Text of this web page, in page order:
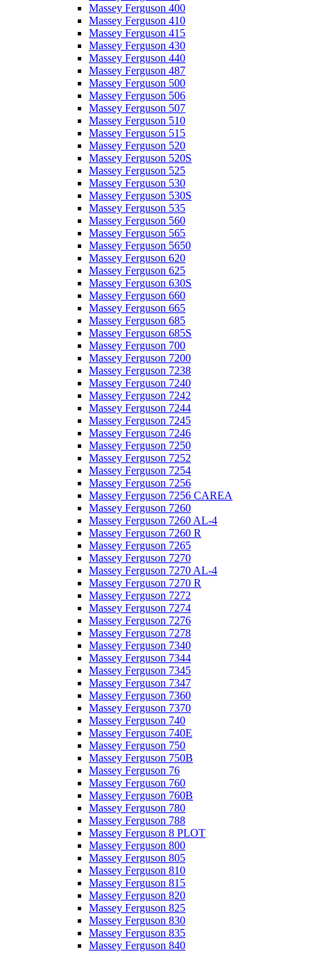
Massey Ferguson 400
Massey Ferguson 410
Massey Ferguson 415
Massey Ferguson 430
Massey Ferguson 440
Massey Ferguson 487
Massey Ferguson 500
Massey Ferguson 506
Massey Ferguson 507
Massey Ferguson 510
Massey Ferguson 515
Massey Ferguson 520
Massey Ferguson 520S
Massey Ferguson 525
Massey Ferguson 530
Massey Ferguson 530S
Massey Ferguson 535
Massey Ferguson 560
Massey Ferguson 565
Massey Ferguson 5650
Massey Ferguson 620
Massey Ferguson 625
Massey Ferguson 630S
Massey Ferguson 660
Massey Ferguson 665
Massey Ferguson 685
Massey Ferguson 685S
Massey Ferguson 700
Massey Ferguson 7200
Massey Ferguson 7238
Massey Ferguson 7240
Massey Ferguson 7242
Massey Ferguson 7244
Massey Ferguson 7245
Massey Ferguson 7246
Massey Ferguson 7250
Massey Ferguson 7252
Massey Ferguson 7254
Massey Ferguson 7256
Massey Ferguson 7256 CAREA
Massey Ferguson 7260
Massey Ferguson 7260 AL-4
Massey Ferguson 7260 R
Massey Ferguson 7265
Massey Ferguson 7270
Massey Ferguson 7270 AL-4
Massey Ferguson 7270 R
Massey Ferguson 7272
Massey Ferguson 7274
Massey Ferguson 7276
Massey Ferguson 7278
Massey Ferguson 7340
Massey Ferguson 7344
Massey Ferguson 7345
Massey Ferguson 7347
Massey Ferguson 7360
Massey Ferguson 7370
Massey Ferguson 740
Massey Ferguson 740E
Massey Ferguson 750
Massey Ferguson 750B
Massey Ferguson 76
Massey Ferguson 760
Massey Ferguson 760B
Massey Ferguson 780
Massey Ferguson 788
Massey Ferguson 8 PLOT
Massey Ferguson 800
Massey Ferguson 805
Massey Ferguson 810
Massey Ferguson 815
Massey Ferguson 820
Massey Ferguson 825
Massey Ferguson 830
Massey Ferguson 835
Massey Ferguson 840